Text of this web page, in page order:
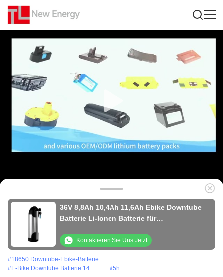
36V 8,8Ah 10,4Ah 11,6Ah Ebike Downtube
Batterie Li-Ionen Batterie für
Kontaktieren Sie Uns Jetzt
#18650 Downtube-Ebike-Batterie
#E-Bike Downtube Batterie 14 #5h